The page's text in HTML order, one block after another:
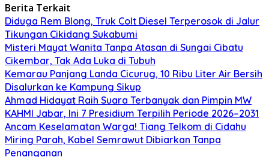
Berita Terkait
Diduga Rem Blong, Truk Colt Diesel Terperosok di Jalur
Tikungan Cikidang Sukabumi
Misteri Mayat Wanita Tanpa Atasan di Sungai Cibatu
Cikembar, Tak Ada Luka di Tubuh
Kemarau Panjang Landa Cicurug, 10 Ribu Liter Air Bersih
Disalurkan ke Kampung Sikup
Ahmad Hidayat Raih Suara Terbanyak dan Pimpin MW
KAHMI Jabar, Ini 7 Presidium Terpilih Periode 2026–2031
Ancam Keselamatan Warga! Tiang Telkom di Cidahu
Miring Parah, Kabel Semrawut Dibiarkan Tanpa
Penanganan